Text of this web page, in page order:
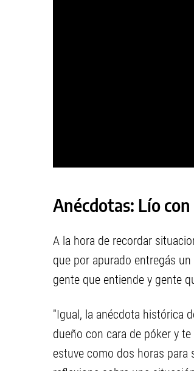
Anécdotas: Lío
A la hora de recordar
que por apurado entregás
gente que entiende y gente
"Igual, la anécdota histórica
dueño con cara de póker y
estuve como dos horas para